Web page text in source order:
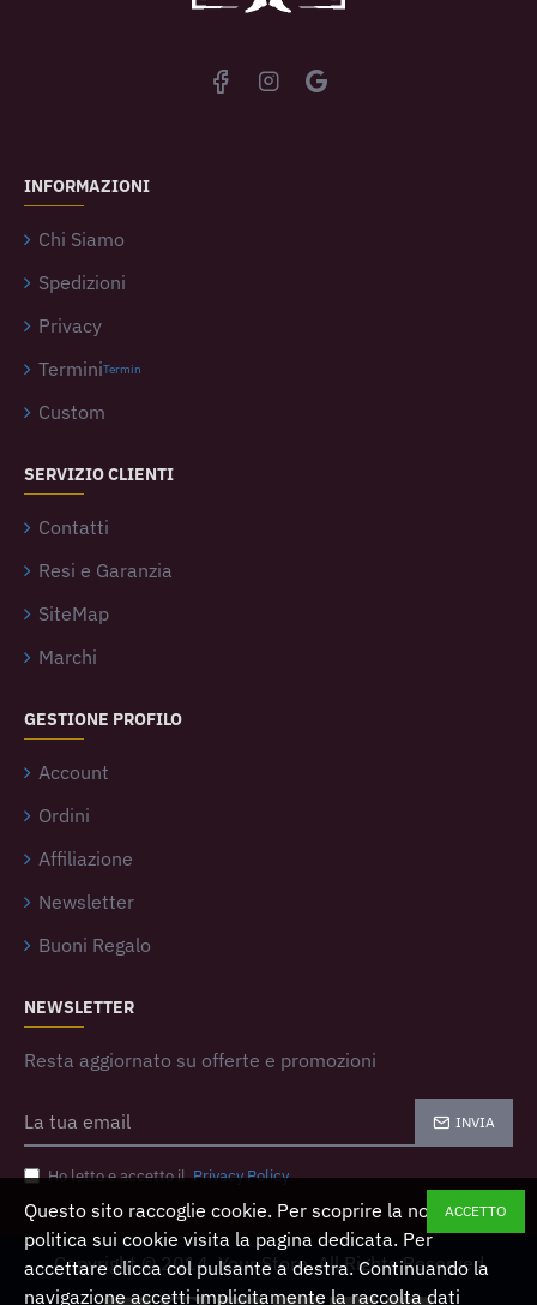
INFORMAZIONI
Chi Siamo
Spedizioni
Privacy
TerminiTermin
Custom
SERVIZIO CLIENTI
Contatti
Resi e Garanzia
SiteMap
Marchi
GESTIONE PROFILO
Account
Ordini
Affiliazione
Newsletter
Buoni Regalo
NEWSLETTER
Resta aggiornato su offerte e promozioni
INVIA
Ho letto e accetto ilPrivacy Policy
Copyright © 2014, Your Store, All Rights Reserved
ACCETTO
Questo sito raccoglie cookie. Per scoprire la nostra
politica sui cookie visita la pagina dedicata. Per
accettare clicca col pulsante a destra. Continuando la
navigazione accetti implicitamente la raccolta dati